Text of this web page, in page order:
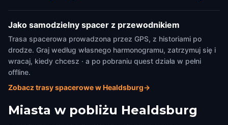
Jako samodzielny spacer z przewodnikiem
Trasa spacerowa prowadzona przez GPS, z historiami po
drodze. Graj według własnego harmonogramu, zatrzymuj się i
wracaj, kiedy chcesz · a po pobraniu quest działa w pełni
offline.
Zobacz trasy spacerowe w Healdsburg→
Miasta w pobliżu Healdsburg